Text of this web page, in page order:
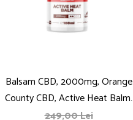
Balsam CBD, 2000mg, Orange
County CBD, Active Heat Balm,
100ml
249,00 Lei